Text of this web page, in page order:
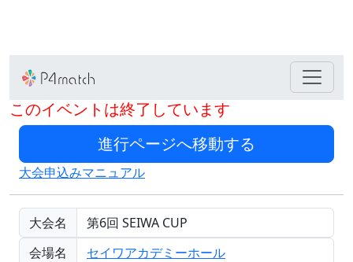
このイベントは終了しています
大会申込みマニュアル
大会名
第6回 SEIWA CUP
会場名
セイワアカデミーホール